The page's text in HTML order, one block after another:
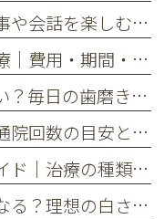
【入れ歯の選び方ガイド】食事や会話を楽しむためのポイントとは
銀歯を白くするセラミック治療｜費用・期間・長持ちさせる秘訣
歯の定期検診、まだ行ってない？毎日の歯磨きだけでは不十分な理由
根管治療はなぜ時間かかる？通院回数の目安と治療期間を解説
小児矯正のタイミング完全ガイド｜治療の種類と選び方を分かりやすく
ホワイトニングは何回で白くなる？理想の白さまでの回数と期間を解説